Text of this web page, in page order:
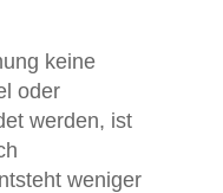
keine
oder
werden, ist
weniger